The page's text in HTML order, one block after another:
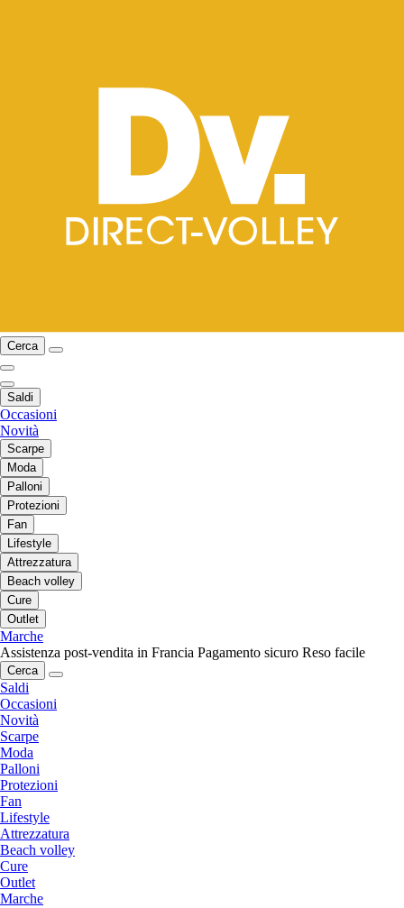
Cerca
Saldi
Occasioni
Novità
Scarpe
Moda
Palloni
Protezioni
Fan
Lifestyle
Attrezzatura
Beach volley
Cure
Outlet
Marche
Assistenza post-vendita in Francia Pagamento sicuro Reso facile
Cerca
Saldi
Occasioni
Novità
Scarpe
Moda
Palloni
Protezioni
Fan
Lifestyle
Attrezzatura
Beach volley
Cure
Outlet
Marche